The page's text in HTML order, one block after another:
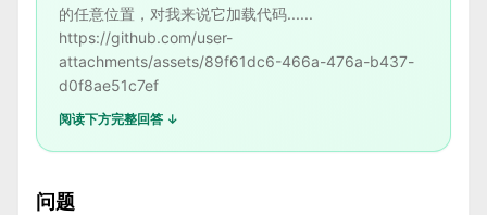
的任意位置，对我来说它加载代码......
https://github.com/user-
attachments/assets/89f61dc6-466a-476a-b437-
d0f8ae51c7ef
阅读下方完整回答 ↓
问题